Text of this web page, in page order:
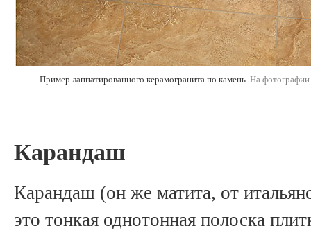
Пример лаппатированного керамогранита по камень. На фотографии
Карандаш
Карандаш (он же матита, от
это тонкая однотонная полоска